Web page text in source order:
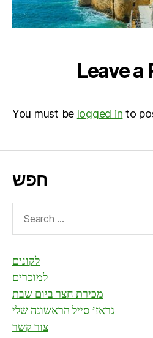
Leave a
You must be logged in to
חפש
לקונים
למוכרים
מכירת חצר ביום שבת
גראז’ סייל הראשונה שלי
צור קשר